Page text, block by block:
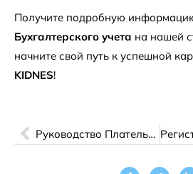
Получите подробную
Бухгалтерского учета на нашей
начните свой путь к успешной
KIDNES!
Руководство Плательщика НДС: Подготовка и Подача Декларации по НДС